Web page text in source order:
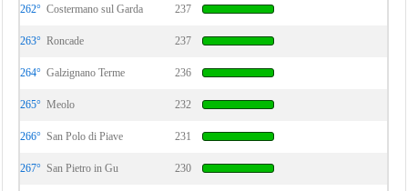
262° Costermano sul Garda 237
263° Roncade 237
264° Galzignano Terme 236
265° Meolo 232
266° San Polo di Piave 231
267° San Pietro in Gu 230